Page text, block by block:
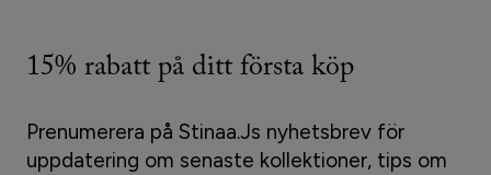
15% rabatt på ditt första köp
Prenumerera på Stinaa.Js nyhetsbrev för
uppdatering om senaste kollektioner, tips om